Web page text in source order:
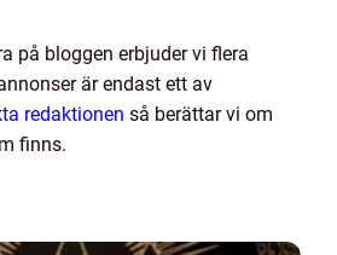
på bloggen erbjuder vi flera
är endast ett av
redaktionen så berättar vi om
finns.